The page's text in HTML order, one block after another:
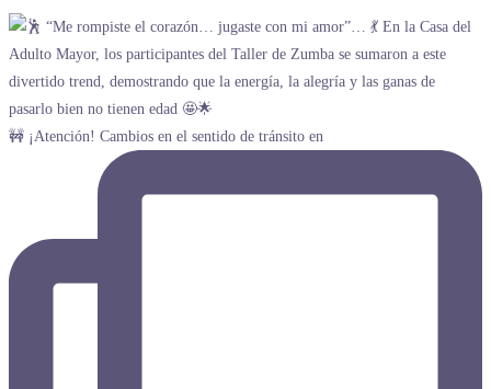
🚧 ¡Atención! Cambios en el sentido de tránsito en